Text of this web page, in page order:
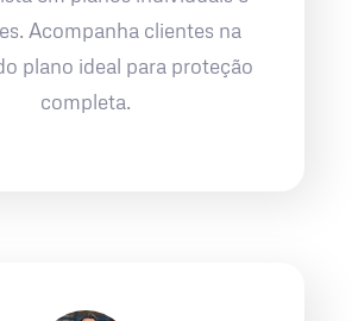
Acompanha clientes na
plano ideal para proteção
completa.